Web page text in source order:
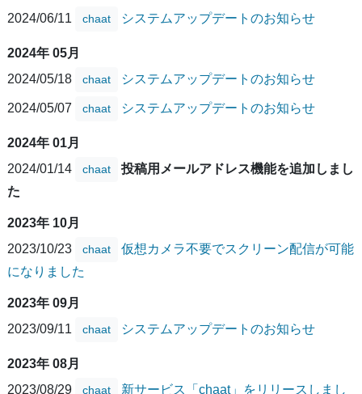
2024/06/11
chaat システムアップデートのお知らせ
2024年 05月
2024/05/18
chaat システムアップデートのお知らせ
2024/05/07 chaat システムアップデートのお知らせ
2024年 01月
2024/01/14
chaat
投稿用メールアドレス機能を追加しまし
た
2023年 10月
2023/10/23
chaat
仮想カメラ不要でスクリーン配信が可能
になりました
2023年 09月
2023/09/11
chaat システムアップデートのお知らせ
2023年 08月
2023/08/29
chaat 新サービス「chaat」をリリースしまし